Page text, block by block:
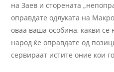
на Заев и сторената
оправдате одлуката на
оваа ваша особина, какви се
народ ќе оправдате од
сервираат истите оние кои